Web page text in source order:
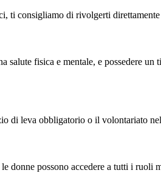
ti consigliamo di rivolgerti
salute fisica e mentale, e possedere un
di leva obbligatorio o il volontariato
donne possono accedere a tutti i ruoli